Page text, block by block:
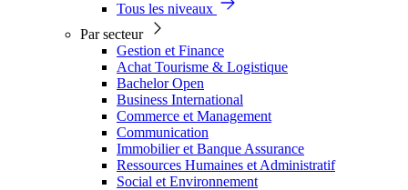
Tous les niveaux
Par secteur
Gestion et Finance
Achat Tourisme & Logistique
Bachelor Open
Business International
Commerce et Management
Communication
Immobilier et Banque Assurance
Ressources Humaines et Administratif
Social et Environnement